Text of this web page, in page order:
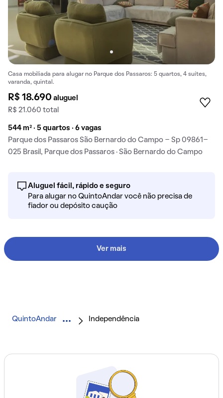
Casa mobiliada para alugar no Parque dos Passaros: 5 quartos, 4 suítes,
varanda, quintal.
R$ 18.690aluguel
R$ 21.060 total
544 m² · 5 quartos · 6 vagas
Parque dos Passaros São Bernardo do Campo - Sp 09861-
025 Brasil, Parque dos Passaros · São Bernardo do Campo
Aluguel fácil, rápido e seguro
Para alugar no QuintoAndar você não precisa de
fiador ou depósito caução
Ver mais
QuintoAndar Independência